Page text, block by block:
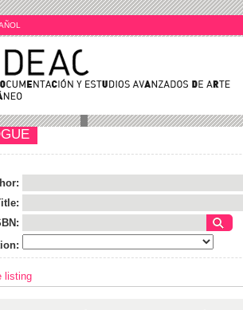
listing